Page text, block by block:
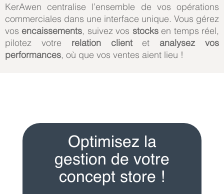
KerAwen centralise l’ensemble de vos opérations
commerciales dans une interface unique. Vous gérez
vos encaissements, suivez vos stocksen temps réel,
pilotez votre relation clientet analysez vos
performances, où que vos ventes aient lieu !
Optimisez la
gestion de votre
concept store !